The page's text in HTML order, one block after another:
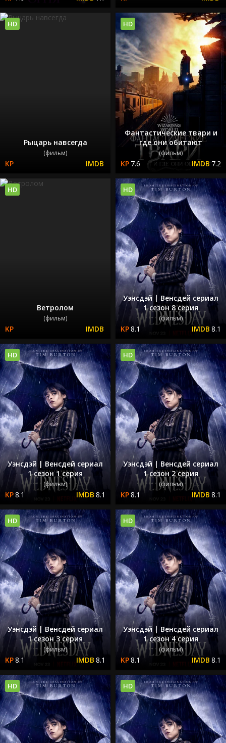
Рыцарь навсегда
(фильм)
HD
Фантастические твари и
где они обитают
(фильм)
7.6 7.2
HD
Ветролом
(фильм)
HD
Уэнсдэй | Венсдей сериал
1 сезон 8 серия
(фильм)
8.1 8.1
HD
Уэнсдэй | Венсдей сериал
1 сезон 1 серия
(фильм)
8.1 8.1
HD
Уэнсдэй | Венсдей сериал
1 сезон 2 серия
(фильм)
8.1 8.1
HD
Уэнсдэй | Венсдей сериал
1 сезон 3 серия
(фильм)
8.1 8.1
HD
Уэнсдэй | Венсдей сериал
1 сезон 4 серия
(фильм)
8.1 8.1
HD
HD HD